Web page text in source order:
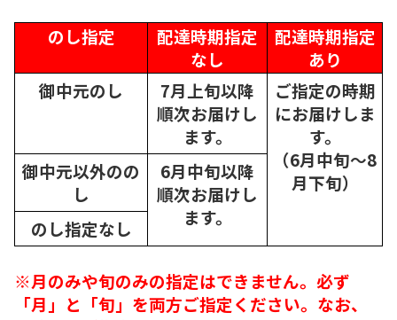
のし指定
配達時期指定
なし
配達時期指定
あり
御中元のし
7月上旬以降
順次お届けし
ます。
ご指定の時期
にお届けしま
す。
（6月中旬～8
月下旬）
御中元以外のの
し
6月中旬以降
順次お届けし
ます。
のし指定なし
※月のみや旬のみの指定はできません。必ず
「月」と「旬」を両方ご指定ください。なお、